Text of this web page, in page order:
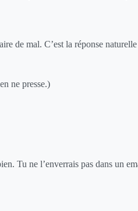
de mal. C’est la réponse
ne presse.)
Tu ne l’enverrais pas dans un